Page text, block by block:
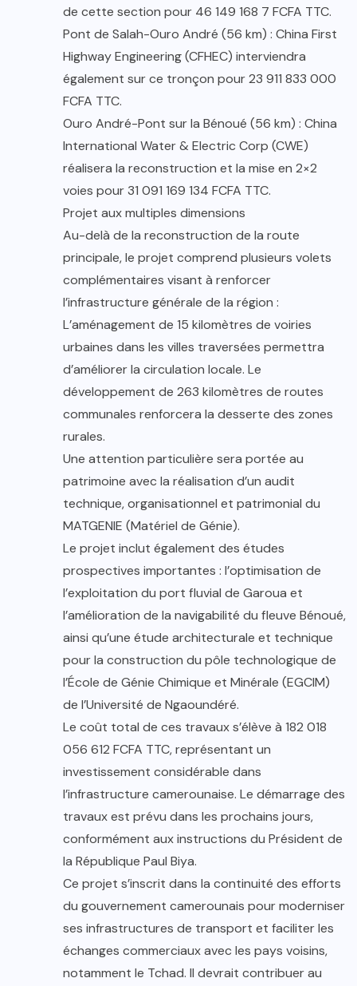
de cette section pour 46 149 168 7 FCFA TTC.
Pont de Salah-Ouro André (56 km) : China First
Highway Engineering (CFHEC) interviendra
également sur ce tronçon pour 23 911 833 000
FCFA TTC.
Ouro André-Pont sur la Bénoué (56 km) : China
International Water & Electric Corp (CWE)
réalisera la reconstruction et la mise en 2×2
voies pour 31 091 169 134 FCFA TTC.
Projet aux multiples dimensions
Au-delà de la reconstruction de la route
principale, le projet comprend plusieurs volets
complémentaires visant à renforcer
l’infrastructure générale de la région :
L’aménagement de 15 kilomètres de voiries
urbaines dans les villes traversées permettra
d’améliorer la circulation locale. Le
développement de 263 kilomètres de routes
communales renforcera la desserte des zones
rurales.
Une attention particulière sera portée au
patrimoine avec la réalisation d’un audit
technique, organisationnel et patrimonial du
MATGENIE (Matériel de Génie).
Le projet inclut également des études
prospectives importantes : l’optimisation de
l’exploitation du port fluvial de Garoua et
l’amélioration de la navigabilité du fleuve Bénoué,
ainsi qu’une étude architecturale et technique
pour la construction du pôle technologique de
l’École de Génie Chimique et Minérale (EGCIM)
de l’Université de Ngaoundéré.
Le coût total de ces travaux s’élève à 182 018
056 612 FCFA TTC, représentant un
investissement considérable dans
l’infrastructure camerounaise. Le démarrage des
travaux est prévu dans les prochains jours,
conformément aux instructions du Président de
la République Paul Biya.
Ce projet s’inscrit dans la continuité des efforts
du gouvernement camerounais pour moderniser
ses infrastructures de transport et faciliter les
échanges commerciaux avec les pays voisins,
notamment le Tchad. Il devrait contribuer au